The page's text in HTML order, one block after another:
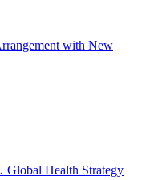
with New
Global Health Strategy